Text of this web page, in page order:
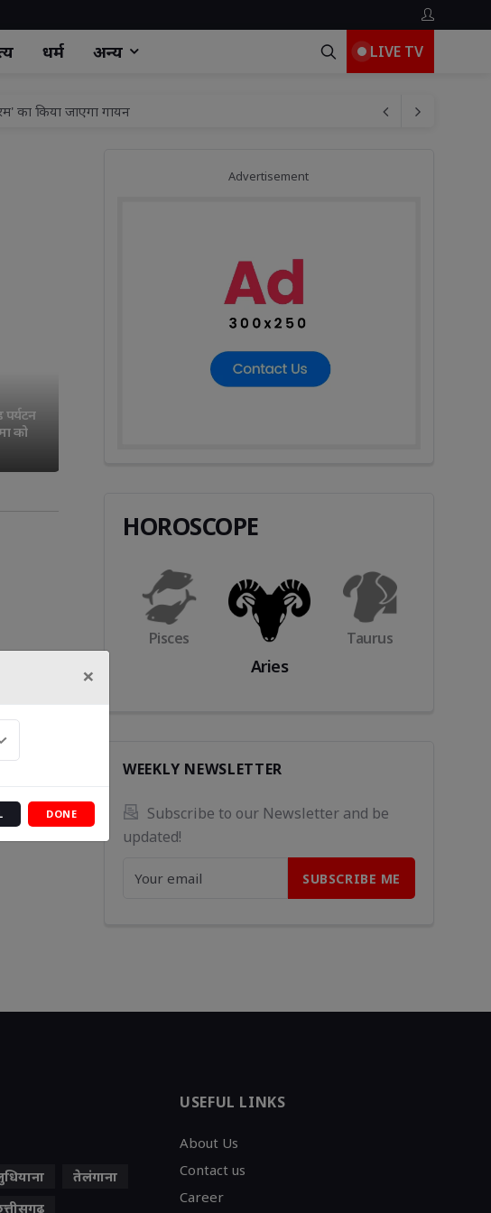
धर्म अन्य LIVE TV
रिचार्ज पारदर्शिता और ऊर्जा संरक्षण को मिलेगा बढ़ावा
Advertisement
HOROSCOPE
Aries
Taurus
Gemini
WEEKLY NEWSLETTER
Subscribe to our Newsletter and be
updated!
तेलंगाना
USEFUL LINKS
About Us
Contact us
Career
×
DONE